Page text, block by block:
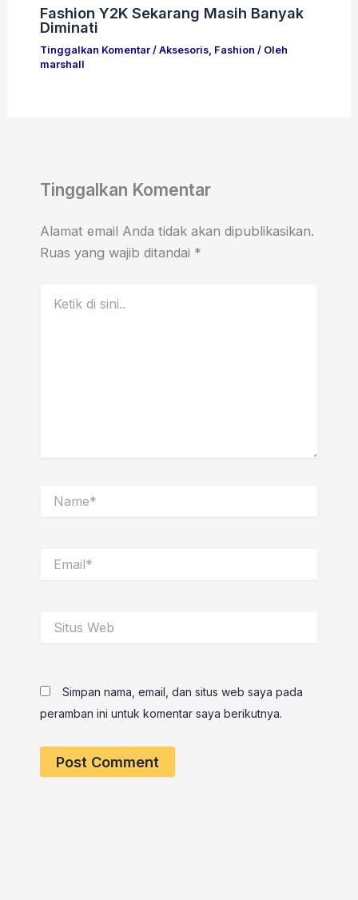
Fashion Y2K Sekarang Masih Banyak
Diminati
Tinggalkan Komentar / Aksesoris, Fashion / Oleh
marshall
Tinggalkan Komentar
Alamat email Anda tidak akan dipublikasikan.
Ruas yang wajib ditandai *
Web
Simpan nama, email, dan situs web saya pada
peramban ini untuk komentar saya berikutnya.